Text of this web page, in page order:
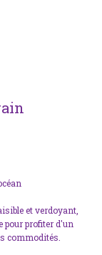
et verdoyant,
pour profiter d'un
commodités.